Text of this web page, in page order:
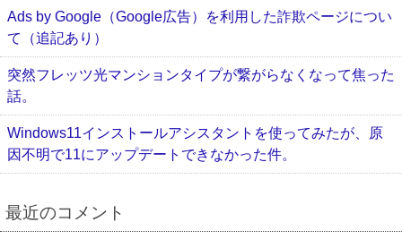
Ads by Google（Google広告）を利用した詐欺ページについ
て（追記あり）
突然フレッツ光マンションタイプが繋がらなくなって焦った
話。
Windows11インストールアシスタントを使ってみたが、原
因不明で11にアップデートできなかった件。
最近のコメント